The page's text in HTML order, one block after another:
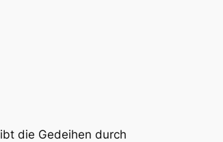
die Gedeihen durch